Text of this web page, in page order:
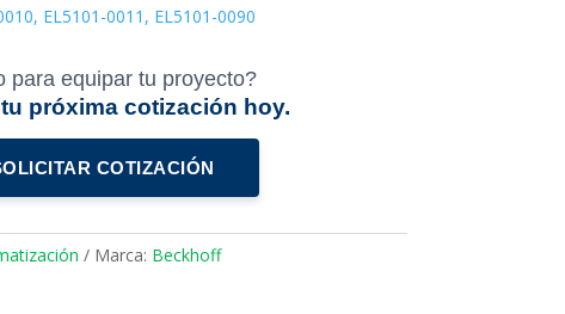
EL5101-0011, EL5101-0090
para equipar tu proyecto?
próxima cotización hoy.
COTIZACIÓN
Marca: Beckhoff